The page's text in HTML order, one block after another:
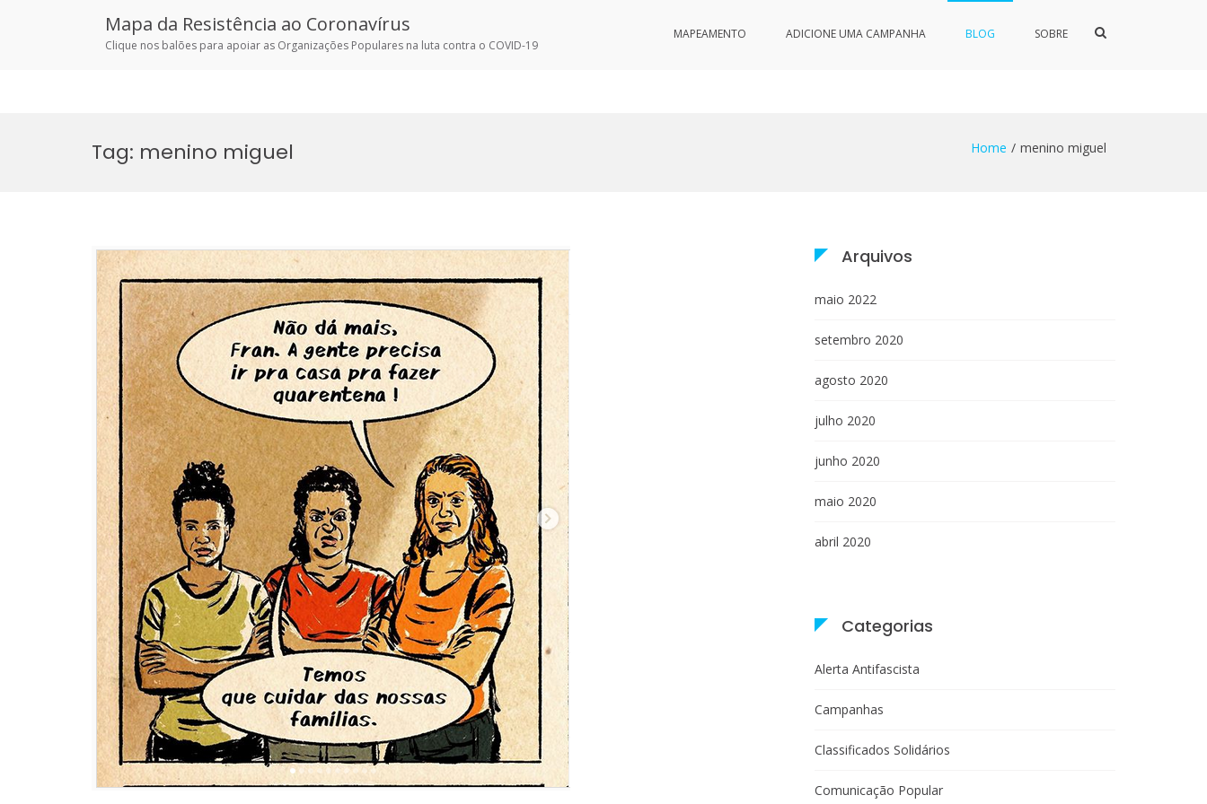
Mapa da Resistência ao Coronavírus
Clique nos balões para apoiar as Organizações Populares na luta contra o COVID-19
MAPEAMENTO ADICIONE UMA CAMPANHA BLOG SOBRE
Show
Tag: menino miguel Home menino miguel
Arquivos
maio 2022
setembro 2020
agosto 2020
julho 2020
junho 2020
maio 2020
abril 2020
Categorias
Alerta Antifascista
Campanhas
Classificados Solidários
Comunicação Popular